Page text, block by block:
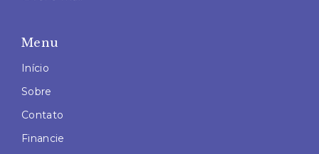
Menu
Início
Sobre
Contato
Financie